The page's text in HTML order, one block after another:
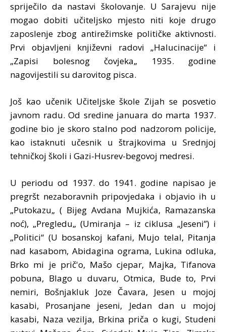
spriječilo da nastavi školovanje. U Sarajevu nije
mogao dobiti učiteljsko mjesto niti koje drugo
zaposlenje zbog antirežimske političke aktivnosti.
Prvi objavljeni književni radovi „Halucinacije“ i
„Zapisi bolesnog čovjeka„ 1935. godine
nagovijestili su darovitog pisca.
Još kao učenik Učiteljske škole Zijah se posvetio
javnom radu. Od sredine januara do marta 1937.
godine bio je skoro stalno pod nadzorom policije,
kao istaknuti učesnik u štrajkovima u Srednjoj
tehničkoj školi i Gazi-Husrev-begovoj medresi.
U periodu od 1937. do 1941. godine napisao je
pregršt nezaboravnih pripovjedaka i objavio ih u
„Putokazu„ ( Bijeg Avdana Mujkića, Ramazanska
noć), „Pregledu„ (Umiranja – iz ciklusa „Jeseni”) i
„Politici“ (U bosanskoj kafani, Mujo telal, Pitanja
nad kasabom, Abidagina ograma, Lukina odluka,
Brko mi je prič'o, Mašo cjepar, Majka, Tifanova
pobuna, Blago u duvaru, Otmica, Bude to, Prvi
nemiri, Bošnjakluk Joze Čavara, Jesen u mojoj
kasabi, Prosanjane jeseni, Jedan dan u mojoj
kasabi, Naza vezilja, Brkina priča o kugi, Studeni